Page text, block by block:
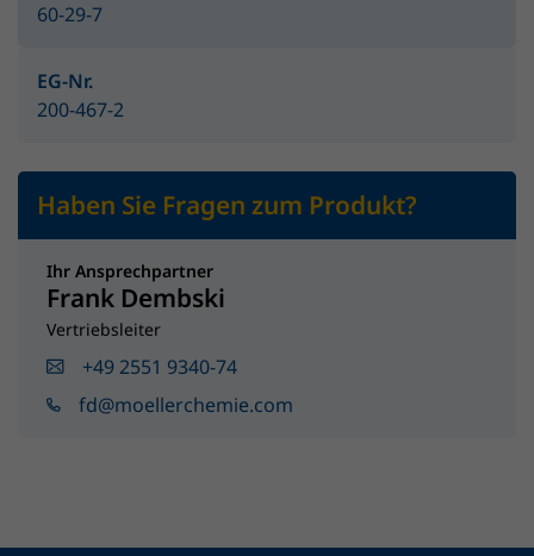
60-29-7
EG-Nr.
200-467-2
Haben Sie Fragen zum Produkt?
Ihr Ansprechpartner
Frank Dembski
Vertriebsleiter
+49 2551 9340-74
fd@moellerchemie.com